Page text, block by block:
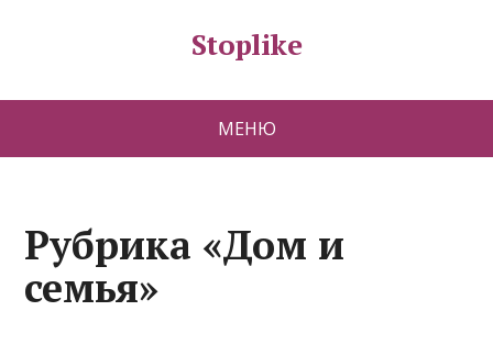
Stoplike
МЕНЮ
Рубрика «Дом и
семья»